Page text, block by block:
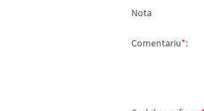
Nota
Comentariu*: